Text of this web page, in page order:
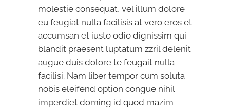
molestie consequat, vel illum dolore
eu feugiat nulla facilisis at vero eros et
accumsan et iusto odio dignissim qui
blandit praesent luptatum zzril delenit
augue duis dolore te feugait nulla
facilisi. Nam liber tempor cum soluta
nobis eleifend option congue nihil
imperdiet doming id quod mazim